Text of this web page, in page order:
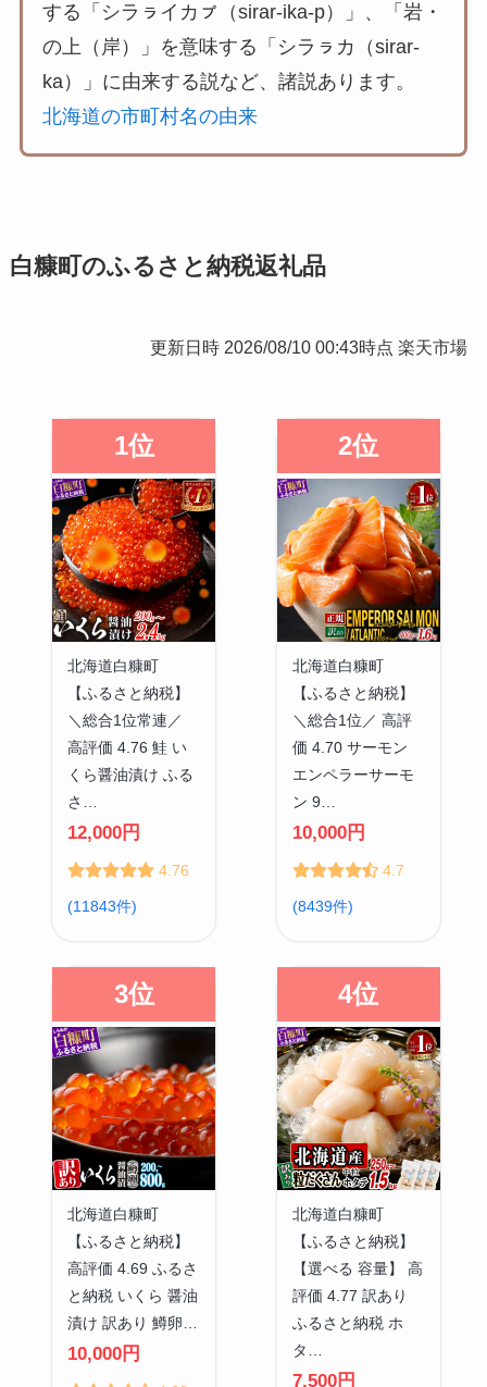
する「シラㇻイカㇷ゚（sirar-ika-p）」、「岩・
の上（岸）」を意味する「シラㇻカ（sirar-
ka）」に由来する説など、諸説あります。
北海道の市町村名の由来
白糠町のふるさと納税返礼品
更新日時 2026/08/10 00:43時点 楽天市場
1位
北海道白糠町
【ふるさと納税】
＼総合1位常連／
高評価 4.76 鮭 い
くら醤油漬け ふる
さ…
12,000円
4.76
(11843件)
2位
北海道白糠町
【ふるさと納税】
＼総合1位／ 高評
価 4.70 サーモン
エンペラーサーモ
ン 9…
10,000円
4.7
(8439件)
3位
北海道白糠町
【ふるさと納税】
高評価 4.69 ふるさ
と納税 いくら 醤油
漬け 訳あり 鱒卵…
10,000円
4位
北海道白糠町
【ふるさと納税】
【選べる 容量】 高
評価 4.77 訳あり
ふるさと納税 ホ
タ…
7,500円